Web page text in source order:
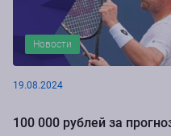
Новости
19.08.2024
100 000 рублей за